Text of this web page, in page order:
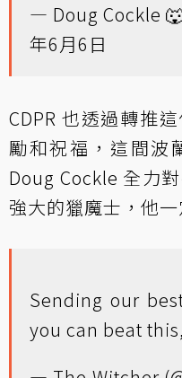
— Doug Cockle
年6月6日
CDPR 也透過轉推
勵和祝福，這間波
Doug Cockle 全力
強大的獵魔士，他
Sending our
you can beat